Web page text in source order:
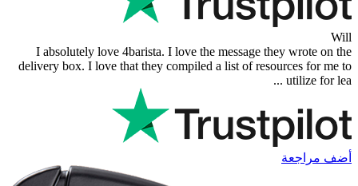
I absolutely love 4barista. I love the
delivery box. I love that they compiled a